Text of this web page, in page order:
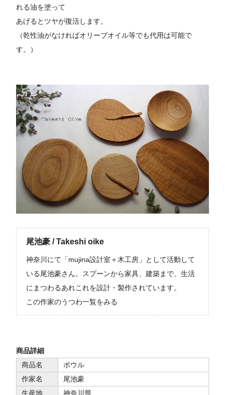
れる油を塗って
あげるとツヤが復活します。
（乾性油がなければオリーブオイル等でも代用は可能で
す。）
尾池豪 / Takeshi oike
神奈川にて「mujina設計室＋木工房」として活動して
いる尾池豪さん。スプーンから家具、建築まで、生活
にまつわるあれこれを設計・製作されています。
この作家のうつわ一覧をみる
商品詳細
商品名
ボウル
作家名
尾池豪
生産地
神奈川県